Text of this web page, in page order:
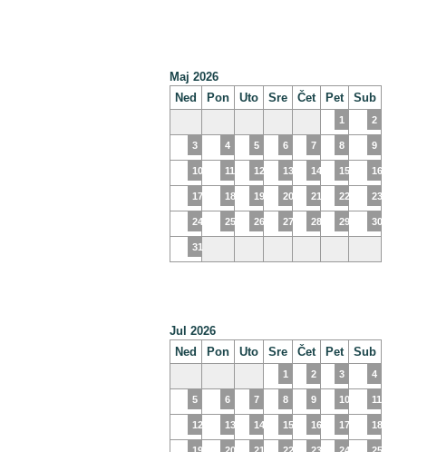
Maj 2026
Ned
Pon Uto Sre Čet Pet Sub
1 2
3 4 5 6 7 8 9
10 11 12 13 14 15 16
17 18 19 20 21 22 23
24 25 26 27 28 29 30
31
Jul 2026
Ned
Pon Uto Sre Čet Pet Sub
1 2 3 4
5 6 7 8 9 10 11
12 13 14 15 16 17 18